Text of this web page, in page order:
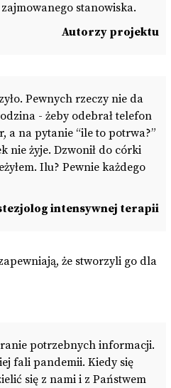
stanowiska.
Autorzy projektu
Pewnych rzeczy nie da
- żeby odebrał telefon
a na pytanie “ile to potrwa?”
nie żyje. Dzwonił do córki
Ilu? Pewnie każdego
intensywnej terapii
że stworzyli go dla
potrzebnych informacji.
fali pandemii. Kiedy się
się z nami i z Państwem